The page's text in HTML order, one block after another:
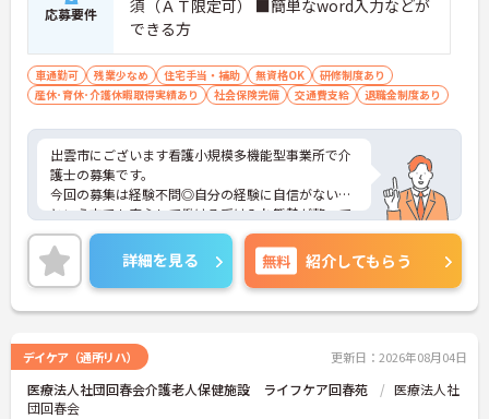
応募要件
須（ＡＴ限定可） ■簡単なword入力などが
できる方
車通勤可 残業少なめ 住宅手当・補助 無資格OK
研修制度あり
産休･育休･介護休暇取得実績あり
社会保険完備 交通費支給 退職金制度あり
出雲市にございます看護小規模多機能型事業所で介
護士の募集です。
今回の募集は経験不問◎自分の経験に自信がない…
という方でも安心して働ける受け入れ態勢が整って
います！
残業少なめなので、メリハリをつけた勤務も可能で
す！
ご興味ある方には、面接対策ポイントなど、さらに
詳細をお話しいたしますのでお気軽にご相談くださ
詳細を見る 無料 紹介してもらう
デイケア（通所リハ） 更新日：2026年08月04日
医療法人社団回春会介護老人保健施設 ライフケア回春苑
医療法人社
団回春会